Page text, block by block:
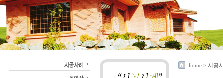
home > 시공